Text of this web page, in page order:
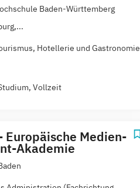
Baden-Württemberg
Hotellerie und Gastronomie
Vollzeit
Europäische Medien-
Akademie